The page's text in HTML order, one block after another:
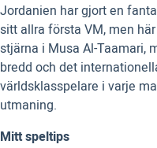
Jordanien har gjort en
sitt allra första VM, men
stjärna i Musa Al-Taamari,
bredd och det
världsklasspelare i varje
utmaning.
Mitt speltips